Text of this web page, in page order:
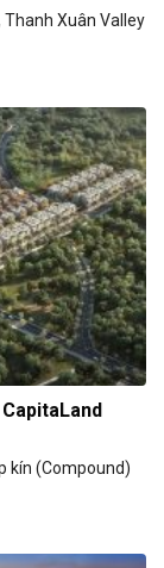
Thanh Xuân Valley
kín (Compound)